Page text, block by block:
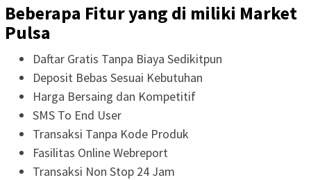
Beberapa Fitur yang di miliki Market
Pulsa
Daftar Gratis Tanpa Biaya Sedikitpun
Deposit Bebas Sesuai Kebutuhan
Harga Bersaing dan Kompetitif
SMS To End User
Transaksi Tanpa Kode Produk
Fasilitas Online Webreport
Transaksi Non Stop 24 Jam